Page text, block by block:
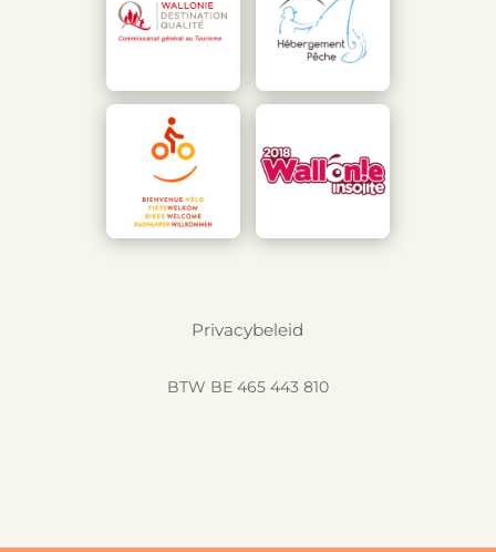
Privacybeleid
BTW BE 465 443 810